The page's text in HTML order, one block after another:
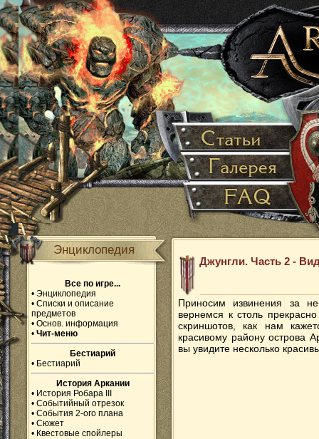
Энциклопедия
Все по игре...
• Энциклопедия
• Списки и описание
предметов
• Основ. информация
• Чит-меню
Бестиарий
• Бестиарий
История Аркании
• История Робара III
• Событийный отрезок
• События 2-ого плана
• Сюжет
• Квестовые спойлеры
Джунгли. Часть 2 -
Приносим извинения за
вернемся к столь
скриншотов, как нам
красивому району острова
вы увидите несколько